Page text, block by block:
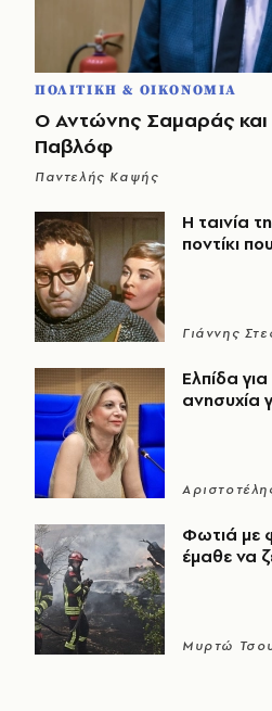
ΠΟΛΙΤΙΚΗ & ΟΙΚΟΝΟΜΙΑ
Ο Αντώνης Σαμαράς και
Παβλόφ
Παντελής Καψής
Η ταινία
ποντίκι
Γιάννης
Ελπίδα
ανησυχία
Φωτιά με
έμαθε να
Μυρτώ